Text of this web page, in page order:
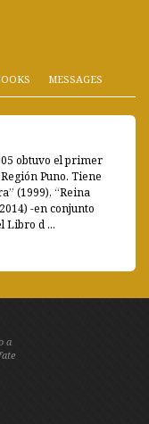
MESSAGES
obtuvo el primer
Puno. Tiene
(1999), “Reina
-en conjunto
Libro d ...
a